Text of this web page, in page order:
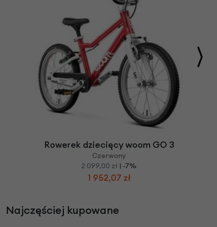
Rowerek dziecięcy woom GO 3
Czerwony
2 099,00 zł | -7%
1 952,07 zł
Najczęściej kupowane